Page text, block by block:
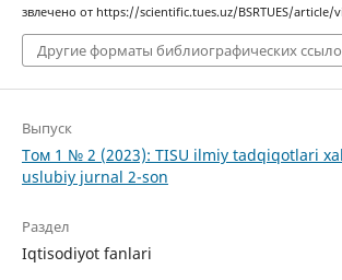
звлечено от https://scientific.tues.uz/BSRTUES/article/
Другие форматы библиографических
Выпуск
Том 1 № 2 (2023): TISU ilmiy tadqiqotlari
uslubiy jurnal 2-son
Раздел
Iqtisodiyot fanlari